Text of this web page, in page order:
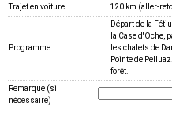
Trajet en voiture
120 km (aller-
Programme
Départ de la
la Case d'Oche,
les chalets de
Pointe de
forêt.
Remarque (si
nécessaire)